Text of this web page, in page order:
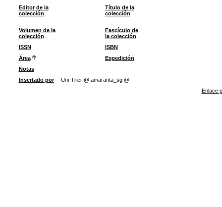
Editor de la
colección
Título de la
colección
Volumen de la
colección
Fascículo de
la colección
ISSN
ISBN
Área
Expedición
Notas
Insertado por
Uni-Trier @ amaranta_sg @
Enlace